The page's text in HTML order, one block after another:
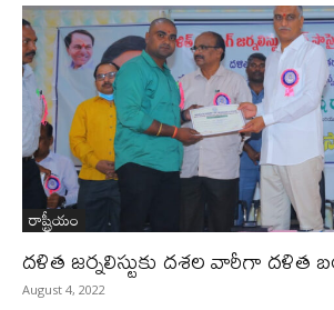
రాష్ట్రీయం
దళిత జర్నలిస్టుకు దశల వారీగా దళిత
August 4, 2022